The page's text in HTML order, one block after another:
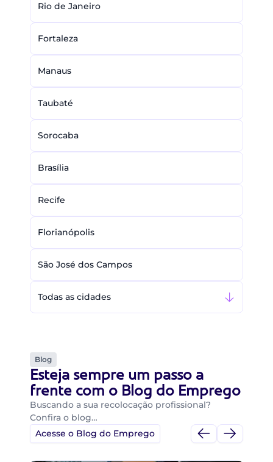
Rio de Janeiro
Fortaleza
Manaus
Taubaté
Sorocaba
Brasília
Recife
Florianópolis
São José dos Campos
Todas as cidades
Blog
Esteja sempre um passo a
frente com o Blog do Emprego
Buscando a sua recolocação profissional?
Confira o blog…
Acesse o Blog do Emprego